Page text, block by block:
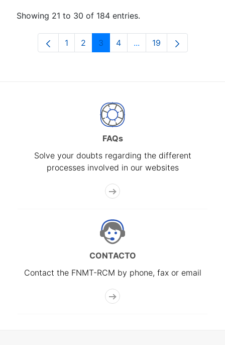
Showing 21 to 30 of 184 entries.
Page
1 Page
2 Page
3 Page
4 ...Intermediate Pages
Page
19
FAQs
Solve your doubts regarding the different
processes involved in our websites
CONTACTO
Contact the FNMT-RCM by phone, fax or email